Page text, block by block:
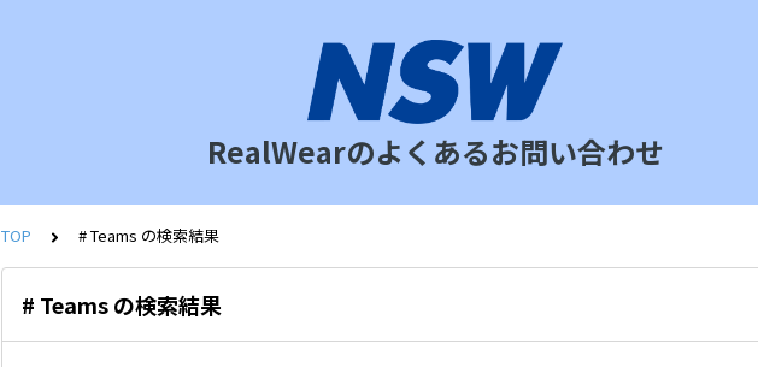
RealWearのよくあるお問い合わせ
TOP # Teams の検索結果
# Teams の検索結果